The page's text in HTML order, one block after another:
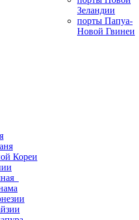
Зеландии
порты Папуа-
Новой Гвинеи
Кореи